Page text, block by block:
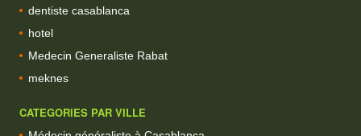
dentiste casablanca
hotel
Medecin Generaliste Rabat
meknes
CATEGORIES PAR VILLE